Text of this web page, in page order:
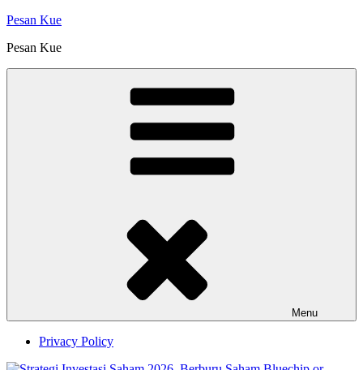
Skip
content
Pesan Kue
Pesan Kue
Menu
Privacy Policy